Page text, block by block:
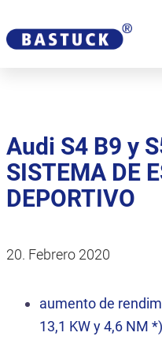
Audi S4 B9 y
SISTEMA DE
DEPORTIVO
20. Febrero 2020
aumento de
13,1 KW y 4,6 NM *)